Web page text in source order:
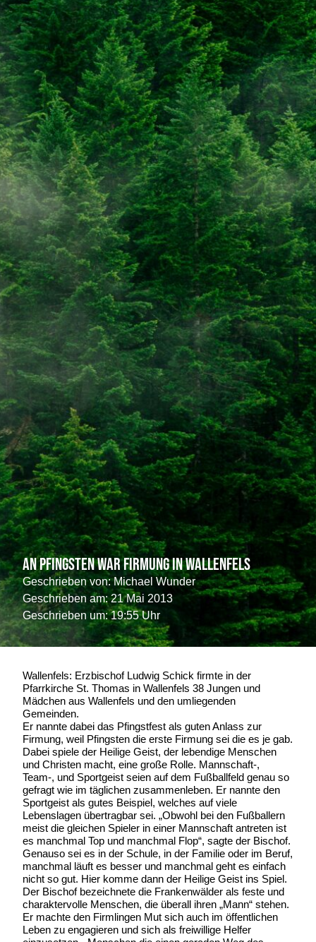
An Pfingsten war Firmung in Wallenfels
Geschrieben von:Michael Wunder
Geschrieben am: 21 Mai 2013
Geschrieben um: 19:55 Uhr
Wallenfels: Erzbischof Ludwig Schick firmte in der
Pfarrkirche St. Thomas in Wallenfels 38 Jungen und
Mädchen aus Wallenfels und den umliegenden
Gemeinden.
Er nannte dabei das Pfingstfest als guten Anlass zur
Firmung, weil Pfingsten die erste Firmung sei die es je gab.
Dabei spiele der Heilige Geist, der lebendige Menschen
und Christen macht, eine große Rolle. Mannschaft-,
Team-, und Sportgeist seien auf dem Fußballfeld genau so
gefragt wie im täglichen zusammenleben. Er nannte den
Sportgeist als gutes Beispiel, welches auf viele
Lebenslagen übertragbar sei. „Obwohl bei den Fußballern
meist die gleichen Spieler in einer Mannschaft antreten ist
es manchmal Top und manchmal Flop“, sagte der Bischof.
Genauso sei es in der Schule, in der Familie oder im Beruf,
manchmal läuft es besser und manchmal geht es einfach
nicht so gut. Hier komme dann der Heilige Geist ins Spiel.
Der Bischof bezeichnete die Frankenwälder als feste und
charaktervolle Menschen, die überall ihren „Mann“ stehen.
Er machte den Firmlingen Mut sich auch im öffentlichen
Leben zu engagieren und sich als freiwillige Helfer